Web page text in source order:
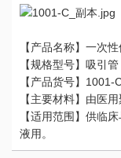
【产品名称】一次
【规格型号】吸引
【产品货号】1001-
【主要材料】由医
【适用范围】供临
液用。